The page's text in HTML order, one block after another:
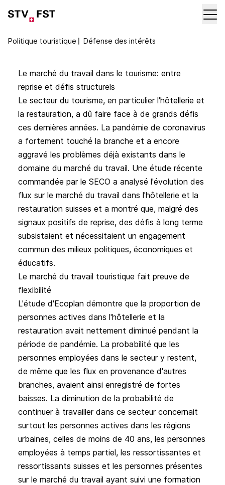
Politique touristique〡 Défense des intérêts
Le marché du travail dans le tourisme: entre
reprise et défis structurels
Le secteur du tourisme, en particulier l'hôtellerie et
la restauration, a dû faire face à de grands défis
ces dernières années. La pandémie de coronavirus
a fortement touché la branche et a encore
aggravé les problèmes déjà existants dans le
domaine du marché du travail. Une étude récente
commandée par le SECO a analysé l'évolution des
flux sur le marché du travail dans l'hôtellerie et la
restauration suisses et a montré que, malgré des
signaux positifs de reprise, des défis à long terme
subsistaient et nécessitaient un engagement
commun des milieux politiques, économiques et
éducatifs.
Le marché du travail touristique fait preuve de
flexibilité
L'étude d'Ecoplan démontre que la proportion de
personnes actives dans l'hôtellerie et la
restauration avait nettement diminué pendant la
période de pandémie. La probabilité que les
personnes employées dans le secteur y restent,
de même que les flux en provenance d'autres
branches, avaient ainsi enregistré de fortes
baisses. La diminution de la probabilité de
continuer à travailler dans ce secteur concernait
surtout les personnes actives dans les régions
urbaines, celles de moins de 40 ans, les personnes
employées à temps partiel, les ressortissantes et
ressortissants suisses et les personnes présentes
sur le marché du travail ayant suivi une formation